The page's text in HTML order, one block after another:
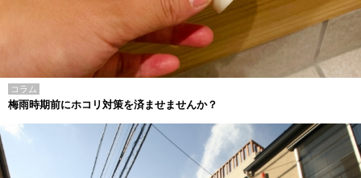
コラム
梅雨時期前にホコリ対策を済ませませんか？